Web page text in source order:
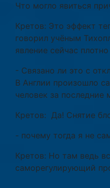
Что могло явиться
Кретов: Это эффект
говорил учёным
явление сейчас плотно
- Связано ли это с
В Англии произошло
человек за
Кретов: Да! Снятие
- почему тогда я не
Кретов: Но там ведь
саморегулирующий